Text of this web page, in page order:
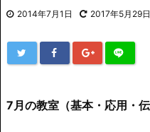
2014年7月1日 2017年5月29日
7月の教室（基本・応用・伝